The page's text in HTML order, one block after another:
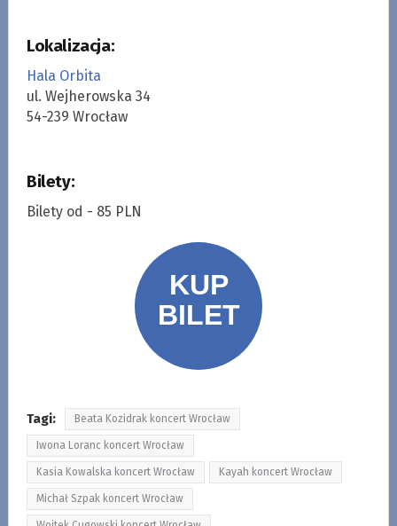
Lokalizacja:
Hala Orbita
ul. Wejherowska 34
54-239 Wrocław
Bilety:
Bilety od - 85 PLN
Tagi: Beata Kozidrak koncert Wrocław
Iwona Loranc koncert Wrocław
Kasia Kowalska koncert Wrocław Kayah koncert Wrocław
Michał Szpak koncert Wrocław